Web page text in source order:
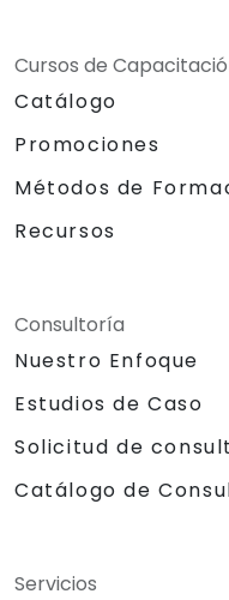
Cursos de
Catálogo
Promociones
Métodos de
Recursos
Consultoría
Nuestro Enfoque
Estudios de Caso
Solicitud de
Catálogo de
Servicios